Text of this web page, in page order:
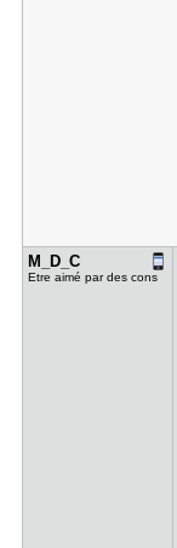
M_D_C
Etre aimé par des cons